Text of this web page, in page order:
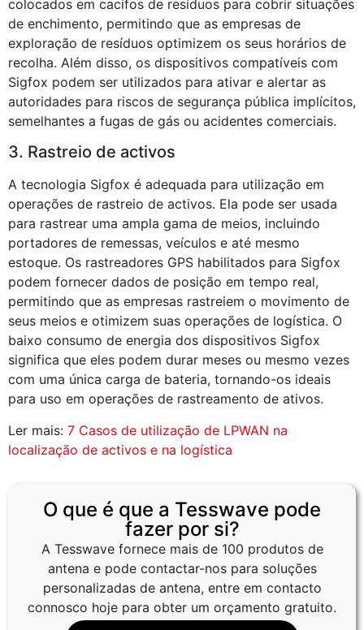
colocados em cacifos de resíduos para cobrir situações
de enchimento, permitindo que as empresas de
exploração de resíduos optimizem os seus horários de
recolha. Além disso, os dispositivos compatíveis com
Sigfox podem ser utilizados para ativar e alertar as
autoridades para riscos de segurança pública implícitos,
semelhantes a fugas de gás ou acidentes comerciais.
3. Rastreio de activos
A tecnologia Sigfox é adequada para utilização em
operações de rastreio de activos. Ela pode ser usada
para rastrear uma ampla gama de meios, incluindo
portadores de remessas, veículos e até mesmo
estoque. Os rastreadores GPS habilitados para Sigfox
podem fornecer dados de posição em tempo real,
permitindo que as empresas rastreiem o movimento de
seus meios e otimizem suas operações de logística. O
baixo consumo de energia dos dispositivos Sigfox
significa que eles podem durar meses ou mesmo vezes
com uma única carga de bateria, tornando-os ideais
para uso em operações de rastreamento de ativos.
Ler mais: 7 Casos de utilização de LPWAN na
localização de activos e na logística
O que é que a Tesswave pode
fazer por si?
A Tesswave fornece mais de 100 produtos de
antena e pode contactar-nos para soluções
personalizadas de antena, entre em contacto
connosco hoje para obter um orçamento gratuito.